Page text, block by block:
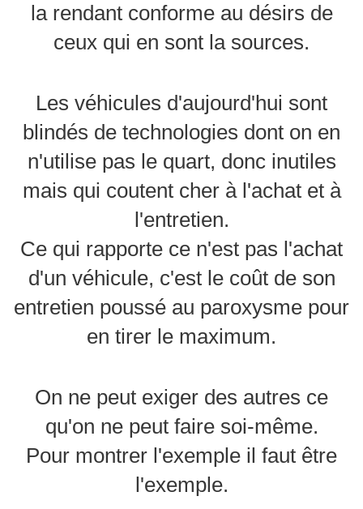
la rendant conforme au désirs de
ceux qui en sont la sources.
Les véhicules d'aujourd'hui sont
blindés de technologies dont on en
n'utilise pas le quart, donc inutiles
mais qui coutent cher à l'achat et à
l'entretien.
Ce qui rapporte ce n'est pas l'achat
d'un véhicule, c'est le coût de son
entretien poussé au paroxysme pour
en tirer le maximum.
On ne peut exiger des autres ce
qu'on ne peut faire soi-même.
Pour montrer l'exemple il faut être
l'exemple.